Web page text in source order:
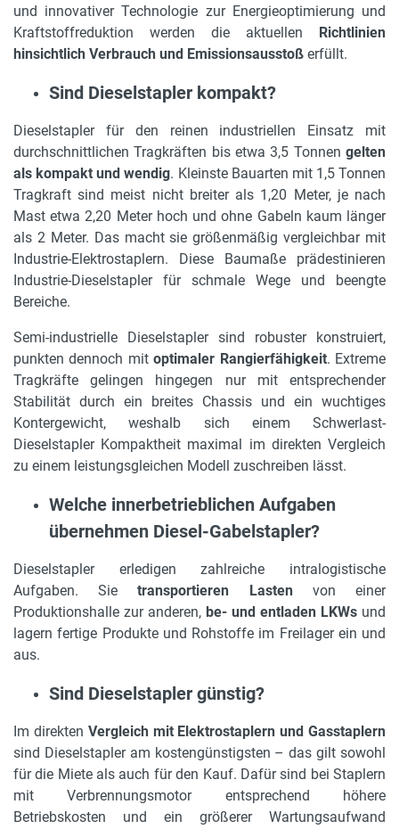
und innovativer Technologie zur Energieoptimierung und
Kraftstoffreduktion werden die aktuellen Richtlinien
hinsichtlich Verbrauch und Emissionsausstoß erfüllt.
Sind Dieselstapler kompakt?
Dieselstapler für den reinen industriellen Einsatz mit
durchschnittlichen Tragkräften bis etwa 3,5 Tonnen gelten
als kompakt und wendig. Kleinste Bauarten mit 1,5 Tonnen
Tragkraft sind meist nicht breiter als 1,20 Meter, je nach
Mast etwa 2,20 Meter hoch und ohne Gabeln kaum länger
als 2 Meter. Das macht sie größenmäßig vergleichbar mit
Industrie-Elektrostaplern. Diese Baumaße prädestinieren
Industrie-Dieselstapler für schmale Wege und beengte
Bereiche.
Semi-industrielle Dieselstapler sind robuster konstruiert,
punkten dennoch mitoptimaler Rangierfähigkeit. Extreme
Tragkräfte gelingen hingegen nur mit entsprechender
Stabilität durch ein breites Chassis und ein wuchtiges
Kontergewicht, weshalb sich einem Schwerlast-
Dieselstapler Kompaktheit maximal im direkten Vergleich
zu einem leistungsgleichen Modell zuschreiben lässt.
Welche innerbetrieblichen Aufgaben
übernehmen Diesel-Gabelstapler?
Dieselstapler erledigen zahlreiche intralogistische
Aufgaben. Sietransportieren Lastenvon einer
Produktionshalle zur anderen, be- und entladen LKWs und
lagern fertige Produkte und Rohstoffe im Freilager ein und
aus.
Sind Dieselstapler günstig?
Im direkten Vergleich mit Elektrostaplern und Gasstaplern
sind Dieselstapler am kostengünstigsten – das gilt sowohl
für die Miete als auch für den Kauf. Dafür sind bei Staplern
mit Verbrennungsmotor entsprechend höhere
Betriebskosten und ein größerer Wartungsaufwand